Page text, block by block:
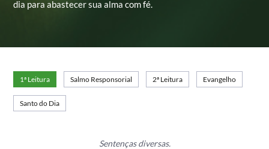
dia para abastecer sua alma com fé.
1ª Leitura Salmo Responsorial 2ª Leitura Evangelho
Santo do Dia
Sentenças diversas.